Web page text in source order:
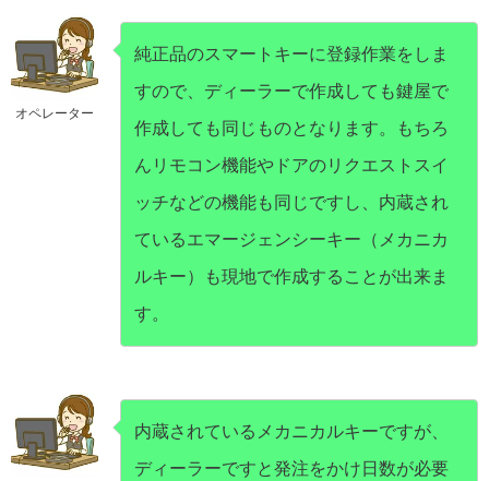
オペレーター
純正品のスマートキーに登録作業をしま
すので、ディーラーで作成しても鍵屋で
作成しても同じものとなります。もちろ
んリモコン機能やドアのリクエストスイ
ッチなどの機能も同じですし、内蔵され
ているエマージェンシーキー（メカニカ
ルキー）も現地で作成することが出来ま
す。
内蔵されているメカニカルキーですが、
ディーラーですと発注をかけ日数が必要